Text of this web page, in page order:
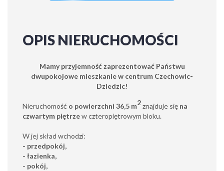
OPIS NIERUCHOMOŚCI
Mamy przyjemność zaprezentować Państwu
dwupokojowe mieszkanie w centrum Czechowic-
Dziedzic!
Nieruchomość o powierzchni 36,5 m2znajduje się na
czwartym piętrzew czteropiętrowym bloku.
W jej skład wchodzi:
- przedpokój,
- łazienka,
- pokój,